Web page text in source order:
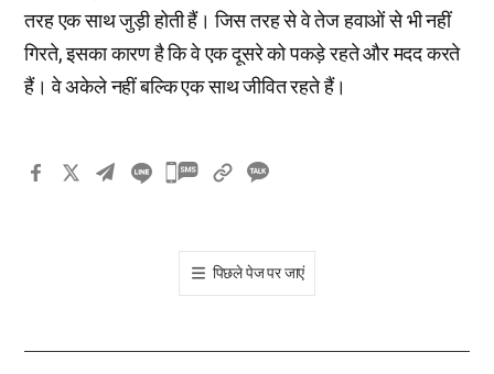
तरह एक साथ जुड़ी होती हैं। जिस तरह से वे तेज हवाओं से भी नहीं
गिरते, इसका कारण है कि वे एक दूसरे को पकड़े रहते और मदद करते
हैं। वे अकेले नहीं बल्कि एक साथ जीवित रहते हैं।
카
톡
공
기
पिछले पेज पर जाएं